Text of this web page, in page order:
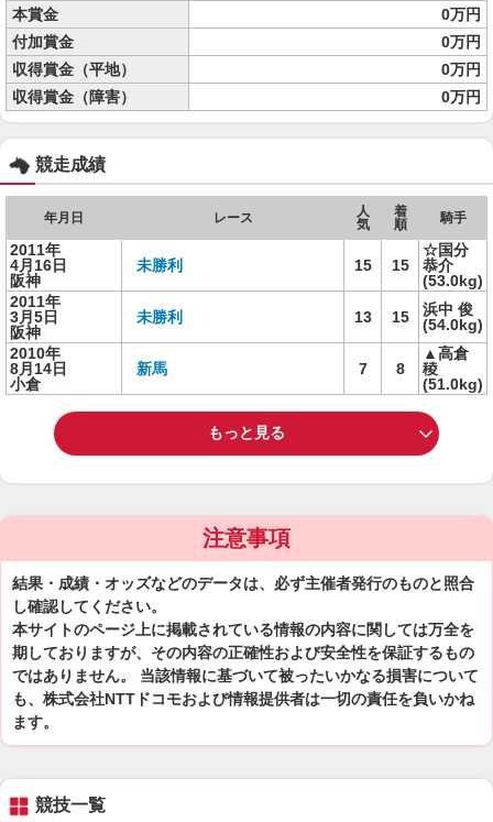
本賞金
0万円
付加賞金
0万円
収得賞金（平地）
0万円
収得賞金（障害）
0万円
競走成績
年月日 レース
人
気
着
順
騎手
2011年
4月16日
阪神
未勝利 15 15
☆国分
恭介
(53.0kg)
2011年
3月5日
阪神
未勝利 13 15
浜中 俊
(54.0kg)
2010年
8月14日
小倉
新馬 7 8
▲高倉
稜
(51.0kg)
もっと見る
注意事項
結果・成績・オッズなどのデータは、必ず主催者発行のものと照合
し確認してください。
本サイトのページ上に掲載されている情報の内容に関しては万全を
期しておりますが、その内容の正確性および安全性を保証するもの
ではありません。 当該情報に基づいて被ったいかなる損害について
も、株式会社NTTドコモおよび情報提供者は一切の責任を負いかね
ます。
競技一覧